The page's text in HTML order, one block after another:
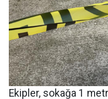
Ekipler, sokağa 1